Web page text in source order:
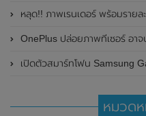
หลุด!! ภาพเรนเดอร์ พร้อมรายละเอียดสเปก และราคาของสมาร์
OnePlus ปล่อยภาพทีเซอร์ อาจประกาศวันเปิ
เปิดตัวสมาร์ทโฟน Samsung Galaxy A35 (5G) และ
หมวด